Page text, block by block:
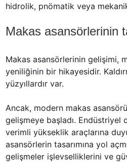
hidrolik, pnömatik veya
Makas asansörlerinin
Makas asansörlerinin gelişimi,
yeniliğinin bir hikayesidir.
yüzyıllardır var.
Ancak, modern makas
gelişmeye başladı. Endüstriyel
verimli yükseklik araçlarına
asansörlerin tasarımına yol
gelişmeler işlevselliklerini ve